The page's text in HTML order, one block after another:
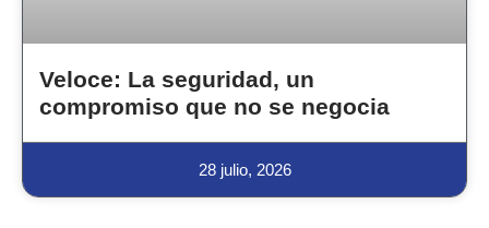
Veloce: La seguridad, un
compromiso que no se negocia
28 julio, 2026